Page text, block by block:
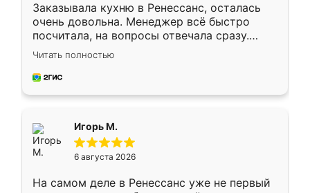
Заказывала кухню в Ренессанс, осталась
очень довольна. Менеджер всё быстро
посчитала, на вопросы отвечала сразу.
Замерщик приехал в субботу, подошёл к
делу со всей ответственностью. Собрали
за день, ребята работали аккуратно, даже
Читать полностью
Игорь М.
6 августа 2026
На самом деле в Ренессанс уже не первый